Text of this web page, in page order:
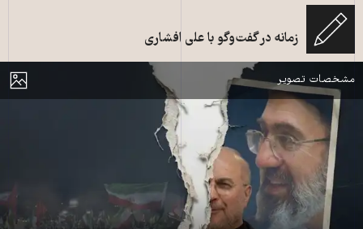
زمانه در گفت‌وگو با علی افشاری
نمایش
مشخصات تصویر
ژرف‌تر شدن اختلافات جناحی بر سر تفاهم‌نامه با آمریکا. عکس: رادیو زمانه با
استفاده از امکانات هوش مصنوعی